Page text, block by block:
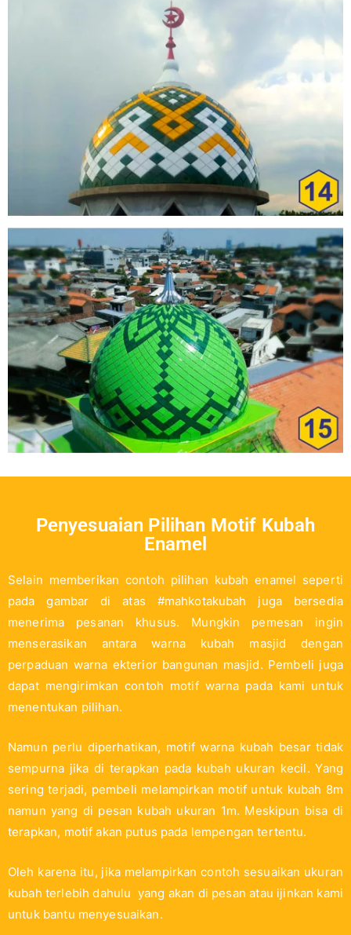
Penyesuaian Pilihan Motif Kubah
Enamel
Selain memberikan contoh pilihan kubah enamel seperti
pada gambar di atas #mahkotakubah juga bersedia
menerima pesanan khusus. Mungkin pemesan ingin
menserasikan antara warna kubah masjid dengan
perpaduan warna ekterior bangunan masjid. Pembeli juga
dapat mengirimkan contoh motif warna pada kami untuk
menentukan pilihan.
Namun perlu diperhatikan, motif warna kubah besar tidak
sempurna jika di terapkan pada kubah ukuran kecil. Yang
sering terjadi, pembeli melampirkan motif untuk kubah 8m
namun yang di pesan kubah ukuran 1m. Meskipun bisa di
terapkan, motif akan putus pada lempengan tertentu.
Oleh karena itu, jika melampirkan contoh sesuaikan ukuran
kubah terlebih dahulu yang akan di pesan atau ijinkan kami
untuk bantu menyesuaikan.